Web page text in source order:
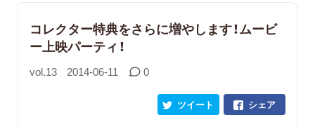
コレクター特典をさらに増やします！ムービ
ー上映パーティ！
vol.13 2014-06-11 0
シェア
ツイート